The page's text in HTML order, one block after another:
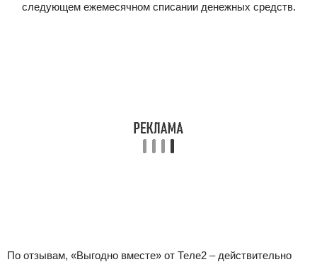
следующем ежемесячном списании денежных средств.
По отзывам, «Выгодно вместе» от Теле2 – действительно